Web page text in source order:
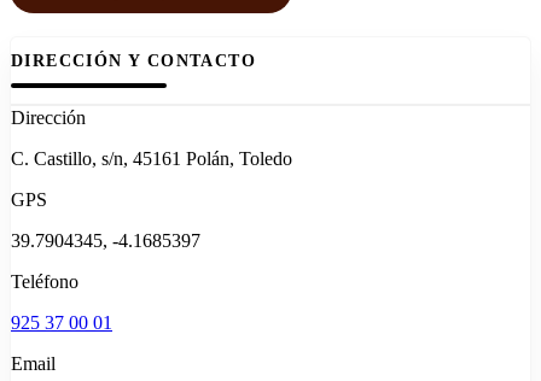
DIRECCIÓN Y CONTACTO
Dirección
C. Castillo, s/n, 45161 Polán, Toledo
GPS
39.7904345, -4.1685397
Teléfono
925 37 00 01
Email